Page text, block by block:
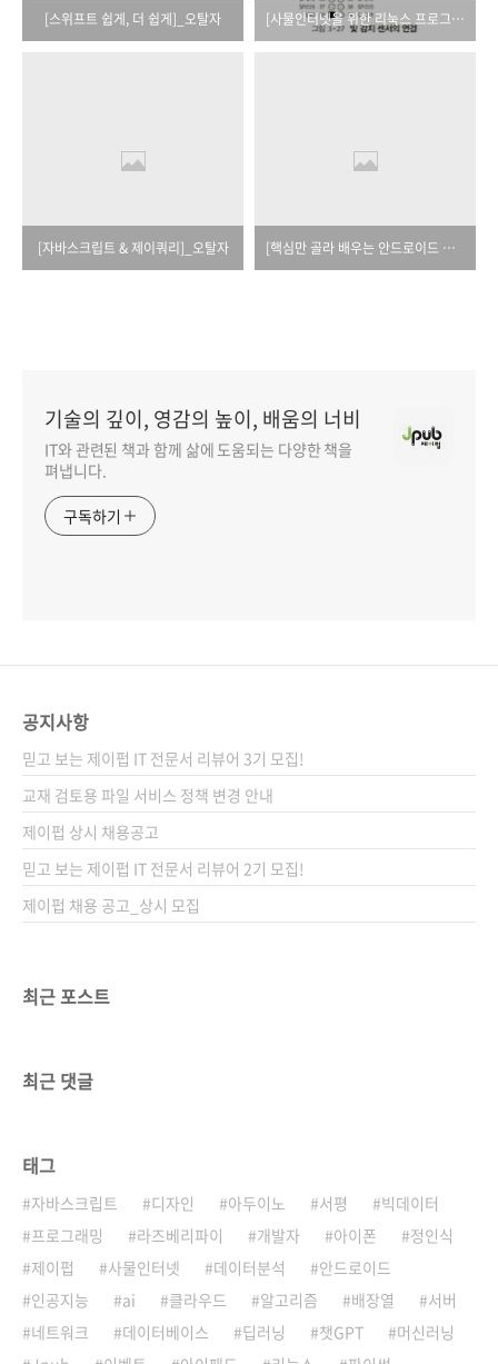
[스위프트 쉽게, 더 쉽게]_오탈자 [사물인터넷을 위한 리눅스 프로그래밍 with 라즈베리 파이]_오탈자
[자바스크립트 & 제이쿼리]_오탈자 [핵심만 골라 배우는 안드로이드 스튜디오]_오탈자
기술의 깊이, 영감의 높이, 배움의 너비
IT와 관련된 책과 함께 삶에 도움되는 다양한 책을
펴냅니다.
구독하기
공지사항
믿고 보는 제이펍 IT 전문서 리뷰어 3기 모집!
교재 검토용 파일 서비스 정책 변경 안내
제이펍 상시 채용공고
믿고 보는 제이펍 IT 전문서 리뷰어 2기 모집!
제이펍 채용 공고_상시 모집
최근 포스트
최근 댓글
태그
자바스크립트 디자인 아두이노 서평
빅데이터
프로그래밍
라즈베리파이 개발자 아이폰
정인식
제이펍
사물인터넷 데이터분석
안드로이드
인공지능
ai 클라우드 알고리즘 배장열
서버
네트워크
데이터베이스 딥러닝 챗GPT
머신러닝